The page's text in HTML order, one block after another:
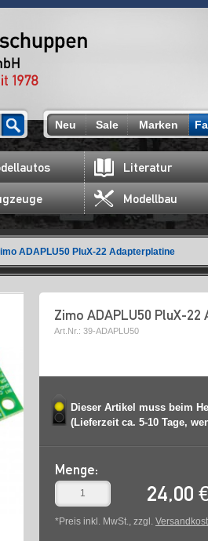
Neu Sale Marken
Literatur
Modellbau
ADAPLU50 PluX-22 Adapterplatine
Zimo ADAPLU50 PluX-
Art.Nr.: 39-ADAPLU50
Dieser Artikel muss beim
(Lieferzeit ca. 5-10 Tage,
Menge:
24,00
*Preis inkl. MwSt., zzgl.